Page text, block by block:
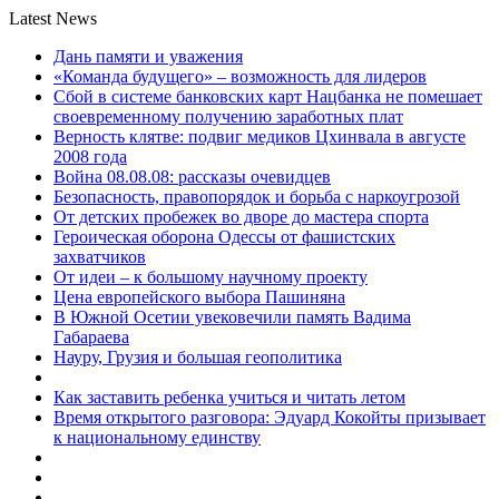
Latest News
Дань памяти и уважения
«Команда будущего» – возможность для лидеров
Сбой в системе банковских карт Нацбанка не помешает
своевременному получению заработных плат
Верность клятве: подвиг медиков Цхинвала в августе
2008 года
Война 08.08.08: рассказы очевидцев
Безопасность, правопорядок и борьба с наркоугрозой
От детских пробежек во дворе до мастера спорта
Героическая оборона Одессы от фашистских
захватчиков
От идеи – к большому научному проекту
Цена европейского выбора Пашиняна
В Южной Осетии увековечили память Вадима
Габараева
Науру, Грузия и большая геополитика
Как заставить ребенка учиться и читать летом
Время открытого разговора: Эдуард Кокойты призывает
к национальному единству